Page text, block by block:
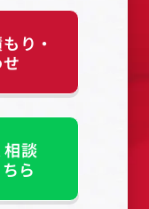
り・
相談
ら